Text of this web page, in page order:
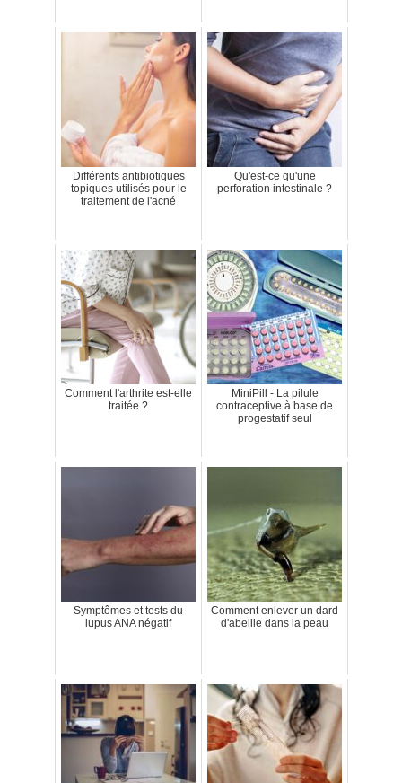
Différents antibiotiques
topiques utilisés pour le
traitement de l'acné
Qu'est-ce qu'une
perforation intestinale ?
Comment l'arthrite est-elle
traitée ?
MiniPill - La pilule
contraceptive à base de
progestatif seul
Symptômes et tests du
lupus ANA négatif
Comment enlever un dard
d'abeille dans la peau